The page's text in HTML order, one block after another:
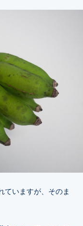
ていますが、そのま